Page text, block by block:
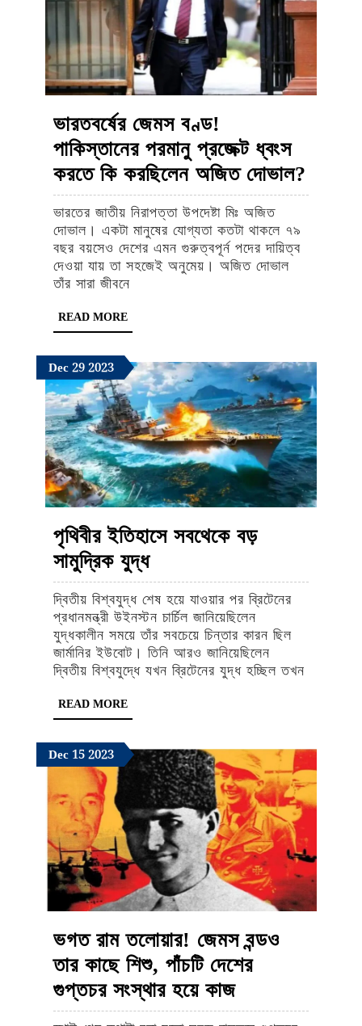
ভারতবর্ষের জেমস বণ্ড!
পাকিস্তানের পরমানু প্রজেক্ট ধ্বংস
করতে কি করছিলেন অজিত দোভাল?
জেমস
কি
অজিত
ভারতের জাতীয় নিরাপত্তা উপদেষ্টা মিঃ অজিত
দোভাল। একটা মানুষের যোগ্যতা কতটা থাকলে ৭৯
বছর বয়সেও দেশের এমন গুরুত্বপূর্ন পদের দায়িত্ব
দেওয়া যায় তা সহজেই অনুমেয়। অজিত দোভাল
তাঁর সারা জীবনে
READ MOREREAD
MORE
DecDecember
29,
2023
29December
29,
2023
2023December
29,
2023
পৃথিবীর ইতিহাসে সবথেকে বড়
সামুদ্রিক যুদ্ধপৃথিবীর
ইতিহাসে
সবথেকে
বড়
সামুদ্রিক
দ্বিতীয় বিশ্বযুদ্ধ শেষ হয়ে যাওয়ার পর ব্রিটেনের
প্রধানমন্ত্রী উইনস্টন চার্চিল জানিয়েছিলেন
যুদ্ধকালীন সময়ে তাঁর সবচেয়ে চিন্তার কারন ছিল
জার্মানির ইউবোট। তিনি আরও জানিয়েছিলেন
দ্বিতীয় বিশ্বযুদ্ধে যখন ব্রিটেনের যুদ্ধ হচ্ছিল তখন
READ MOREREAD
MORE
DecDecember
15,
2023
15December
15,
2023
2023December
15,
2023
ভগত রাম তলোয়ার! জেমস বন্ডও
তার কাছে শিশু, পাঁচটি দেশের
গুপ্তচর সংস্থার হয়ে কাজভগত
রাম